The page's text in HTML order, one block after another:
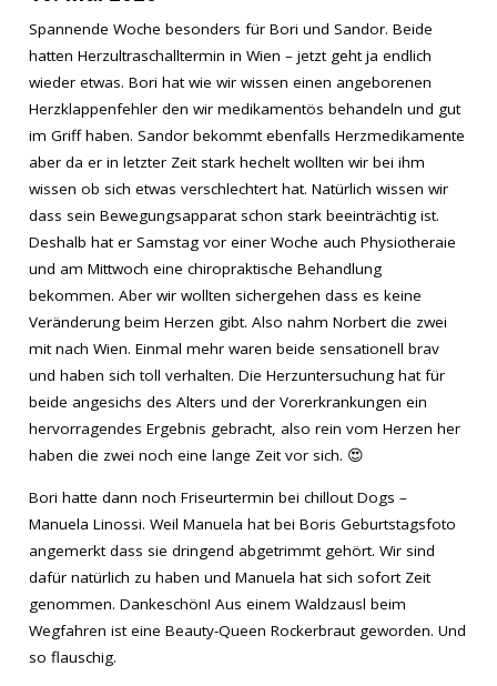
Spannende Woche besonders für Bori und Sandor. Beide
hatten Herzultraschalltermin in Wien – jetzt geht ja endlich
wieder etwas. Bori hat wie wir wissen einen angeborenen
Herzklappenfehler den wir medikamentös behandeln und gut
im Griff haben. Sandor bekommt ebenfalls Herzmedikamente
aber da er in letzter Zeit stark hechelt wollten wir bei ihm
wissen ob sich etwas verschlechtert hat. Natürlich wissen wir
dass sein Bewegungsapparat schon stark beeinträchtig ist.
Deshalb hat er Samstag vor einer Woche auch Physiotheraie
und am Mittwoch eine chiropraktische Behandlung
bekommen. Aber wir wollten sichergehen dass es keine
Veränderung beim Herzen gibt. Also nahm Norbert die zwei
mit nach Wien. Einmal mehr waren beide sensationell brav
und haben sich toll verhalten. Die Herzuntersuchung hat für
beide angesichs des Alters und der Vorerkrankungen ein
hervorragendes Ergebnis gebracht, also rein vom Herzen her
haben die zwei noch eine lange Zeit vor sich. 😍
Bori hatte dann noch Friseurtermin bei chillout Dogs –
Manuela Linossi. Weil Manuela hat bei Boris Geburtstagsfoto
angemerkt dass sie dringend abgetrimmt gehört. Wir sind
dafür natürlich zu haben und Manuela hat sich sofort Zeit
genommen. Dankeschön! Aus einem Waldzausl beim
Wegfahren ist eine Beauty-Queen Rockerbraut geworden. Und
so flauschig.